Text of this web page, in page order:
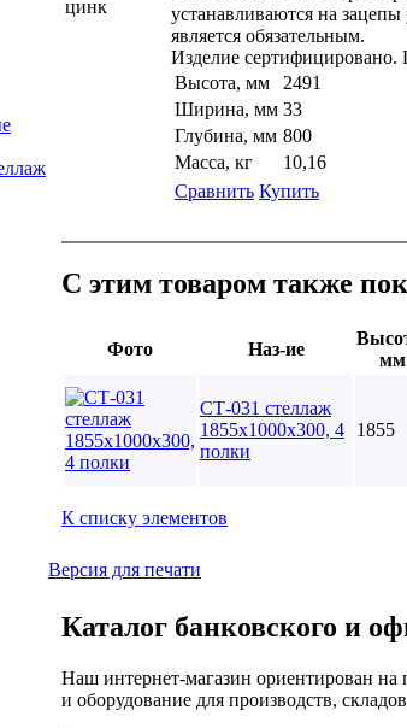
устанавливаются на
является обязательным.
Изделие сертифицировано.
Высота, мм
2491
Ширина, мм 33
Глубина, мм 800
Масса, кг
10,16
Сравнить Купить
С этим товаром также
Фото Наз-ие
мм
СТ-031 стеллаж
1855х1000х300, 4
полки
1855
К списку элементов
Версия для печати
Каталог банковского и
Наш интернет-магазин ориентирован на
и оборудование для производств,